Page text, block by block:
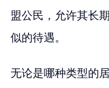
盟公民，允许其长
似的待遇。
无论是哪种类型的